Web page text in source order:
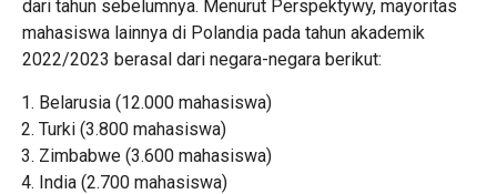
dari tahun sebelumnya. Menurut Perspektywy, mayoritas
mahasiswa lainnya di Polandia pada tahun akademik
2022/2023 berasal dari negara-negara berikut:
Belarusia (12.000 mahasiswa)
Turki (3.800 mahasiswa)
Zimbabwe (3.600 mahasiswa)
India (2.700 mahasiswa)